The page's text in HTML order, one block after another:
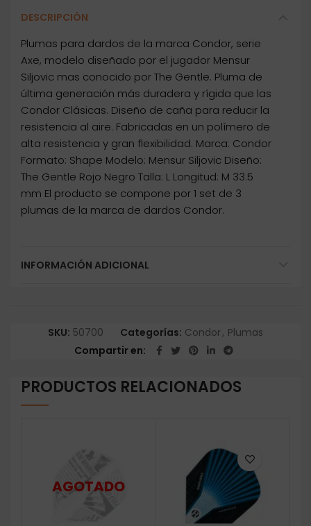
DESCRIPCIÓN
Plumas para dardos de la marca Condor, serie
Axe, modelo diseñado por el jugador Mensur
Siljovic mas conocido por The Gentle. Pluma de
última generación más duradera y rígida que las
Condor Clásicas. Diseño de caña para reducir la
resistencia al aire. Fabricadas en un polímero de
alta resistencia y gran flexibilidad. Marca: Condor
Formato: Shape Modelo: Mensur Siljovic Diseño:
The Gentle Rojo Negro Talla: L Longitud: M 33.5
mm El producto se compone por 1 set de 3
plumas de la marca de dardos Condor.
INFORMACIÓN ADICIONAL
SKU: 50700 Categorías: Condor, Plumas
Compartir en
PRODUCTOS RELACIONADOS